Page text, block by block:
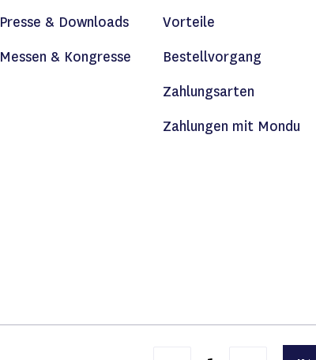
Presse & Downloads
Messen & Kongresse
Vorteile
Bestellvorgang
Zahlungsarten
Zahlungen mit Mondu